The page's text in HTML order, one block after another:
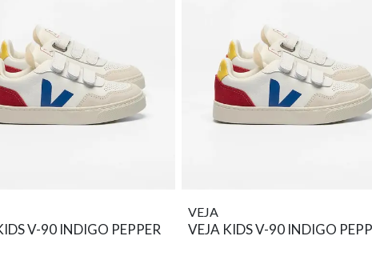
V-90 INDIGO PEPPER
VEJA
VEJA KIDS V-90 INDIGO